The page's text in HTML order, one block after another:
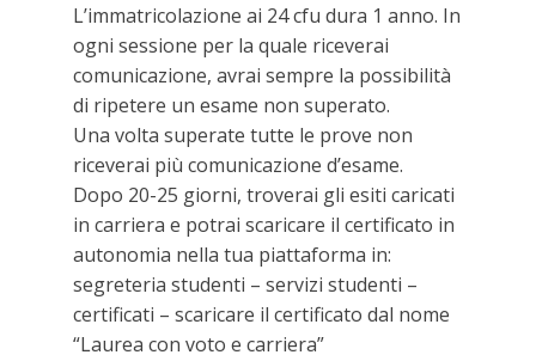
L’immatricolazione ai 24 cfu dura 1 anno. In
ogni sessione per la quale riceverai
comunicazione, avrai sempre la possibilità
di ripetere un esame non superato.
Una volta superate tutte le prove non
riceverai più comunicazione d’esame.
Dopo 20-25 giorni, troverai gli esiti caricati
in carriera e potrai scaricare il certificato in
autonomia nella tua piattaforma in:
segreteria studenti – servizi studenti –
certificati – scaricare il certificato dal nome
“Laurea con voto e carriera”